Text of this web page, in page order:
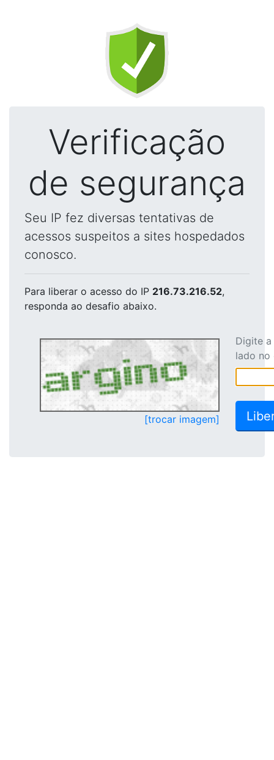
Verificação
de segurança
Seu IP fez diversas tentativas de
acessos suspeitos a sites hospedados
conosco.
Para liberar o acesso do IP 216.73.216.52,
responda ao desafio abaixo.
[trocar imagem]
Digite
lado no